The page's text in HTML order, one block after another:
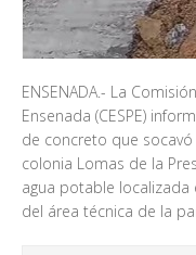
ENSENADA.- La
Ensenada (CESPE)
de concreto que socavó
colonia Lomas de la
agua potable localizada
del área técnica de la